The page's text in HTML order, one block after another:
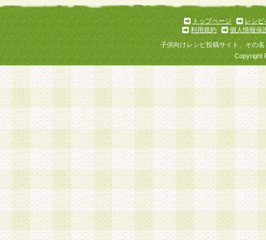
お問い合わせ・ご相談への対応ができない場合
トップページ
レシピ
利用規約
個人情報保
子供向けレシピ投稿サイト、その
Copyright